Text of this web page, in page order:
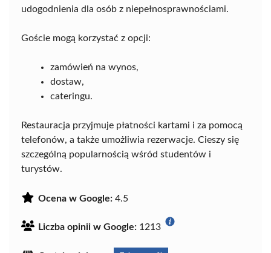
udogodnienia dla osób z niepełnosprawnościami.
Goście mogą korzystać z opcji:
zamówień na wynos,
dostaw,
cateringu.
Restauracja przyjmuje płatności kartami i za pomocą
telefonów, a także umożliwia rezerwacje. Cieszy się
szczególną popularnością wśród studentów i
turystów.
Ocena w Google: 4.5
Liczba opinii w Google: 1213